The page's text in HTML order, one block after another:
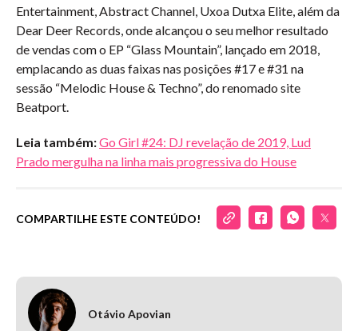
Entertainment, Abstract Channel, Uxoa Dutxa Elite, além da
Dear Deer Records, onde alcançou o seu melhor resultado
de vendas com o EP “Glass Mountain”, lançado em 2018,
emplacando as duas faixas nas posições #17 e #31 na
sessão “Melodic House & Techno”, do renomado site
Beatport.
Leia também:Go Girl #24: DJ revelação de 2019, Lud
Prado mergulha na linha mais progressiva do House
COMPARTILHE ESTE CONTEÚDO!
Otávio Apovian